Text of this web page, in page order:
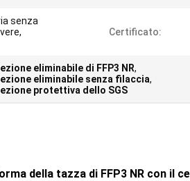
senza
Certificato:
eliminabile di FFP3 NR,
eliminabile senza filaccia,
protettiva dello SGS
della tazza di FFP3 NR con il